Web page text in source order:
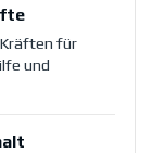
für
und